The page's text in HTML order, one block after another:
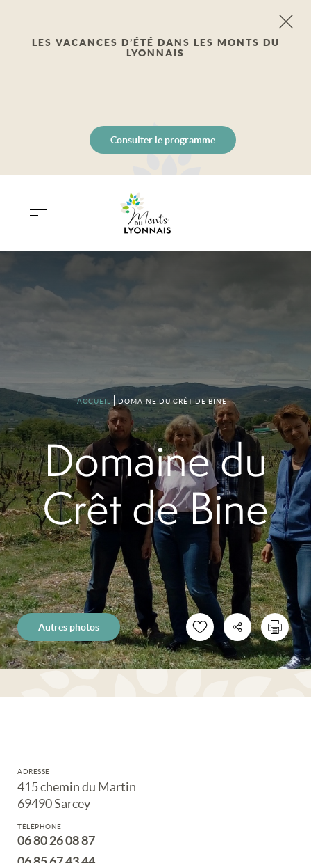
LES VACANCES D’ÉTÉ DANS LES MONTS DU
LYONNAIS
Consulter le programme
ACCUEIL DOMAINE DU CRÊT DE BINE
Domaine du
Crêt de Bine
Autres photos
ADRESSE
415 chemin du Martin
69490 Sarcey
TÉLÉPHONE
06 80 26 08 87